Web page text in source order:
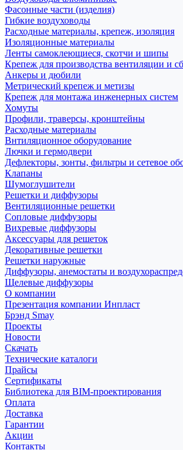
Фасонные части (изделия)
Гибкие воздуховоды
Расходные материалы, крепеж, изоляция
Изоляционные материалы
Ленты самоклеющиеся, скотчи и шипы
Крепеж для производства вентиляции и
Анкеры и дюбили
Метрический крепеж и метизы
Крепеж для монтажа инженерных систем
Хомуты
Профили, траверсы, кронштейны
Расходные материалы
Внтиляционное оборудование
Лючки и гермодвери
Дефлекторы, зонты, фильтры и сетевое
Клапаны
Шумоглушители
Решетки и диффузоры
Вентиляционные решетки
Сопловые диффузоры
Вихревые диффузоры
Аксессуары для решеток
Декоративные решетки
Решетки наружные
Диффузоры, анемостаты и
Щелевые диффузоры
О компании
Презентация компании Инпласт
Брэнд Smay
Проекты
Новости
Скачать
Технические каталоги
Прайсы
Сертификаты
Библиотека для BIM-проектирования
Оплата
Доставка
Гарантии
Акции
Контакты